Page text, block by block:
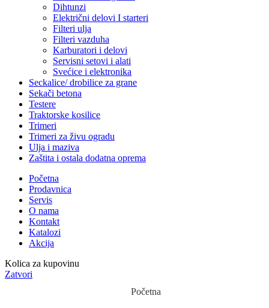
Dihtunzi
Električni delovi I starteri
Filteri ulja
Filteri vazduha
Karburatori i delovi
Servisni setovi i alati
Svećice i elektronika
Seckalice/ drobilice za grane
Sekači betona
Testere
Traktorske kosilice
Trimeri
Trimeri za živu ogradu
Ulja i maziva
Zaštita i ostala dodatna oprema
Početna
Prodavnica
Servis
O nama
Kontakt
Katalozi
Akcija
Kolica za kupovinu
Zatvori
Početna